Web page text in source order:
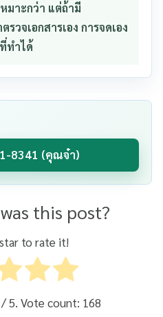
มาะกว่า แต่ถ้ามี
วจเอกสารเอง การจดเอง
ทำได้
8341 (คุณจ๋า)
this post?
to rate it!
/ 5. Vote count: 168